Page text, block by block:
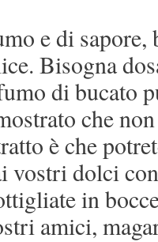
e di sapore,
Bisogna
di bucato
che
è che
vostri dolci
in
amici,